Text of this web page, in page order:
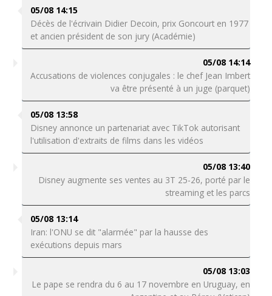
05/08 14:15
Décès de l'écrivain Didier Decoin, prix Goncourt en 1977
et ancien président de son jury (Académie)
05/08 14:14
Accusations de violences conjugales : le chef Jean Imbert
va être présenté à un juge (parquet)
05/08 13:58
Disney annonce un partenariat avec TikTok autorisant
l'utilisation d'extraits de films dans les vidéos
05/08 13:40
Disney augmente ses ventes au 3T 25-26, porté par le
streaming et les parcs
05/08 13:14
Iran: l'ONU se dit "alarmée" par la hausse des
exécutions depuis mars
05/08 13:03
Le pape se rendra du 6 au 17 novembre en Uruguay, en